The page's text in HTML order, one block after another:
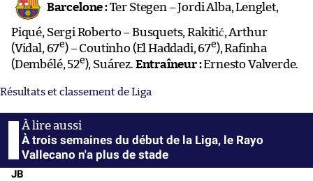
Barcelone :Ter Stegen – Jordi Alba, Lenglet,
Piqué, Sergi Roberto – Busquets, Rakitić, Arthur
(Vidal, 67e) – Coutinho (El Haddadi, 67e), Rafinha
(Dembélé, 52e), Suárez. Entraîneur :Ernesto Valverde.
Résultats et classement de Liga
À trois semaines du début de la Liga, le Rayo
Vallecano n'a plus de stade
JB